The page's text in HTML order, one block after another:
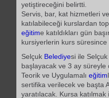
yetiştireceğini belirtti.
Servis, bar, kat hizmetleri ve
katılabileceği kurslardan
eğitime katıldıkları gün
kursiyerlerin kurs süresince
Selçuk Belediyesi ile
başlayacak ve 3 ay süreyle
Teorik ve Uygulamalı eğitim
sertifika verilecek ve başta
yaratılacak. Kursa